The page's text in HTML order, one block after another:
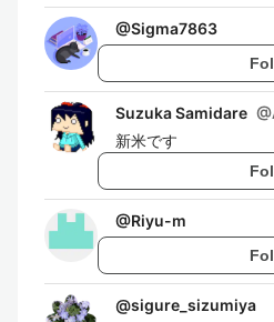
@Sigma7863
Suzuka Samidare @
新米です
@Riyu-m
@sigure_sizumiya